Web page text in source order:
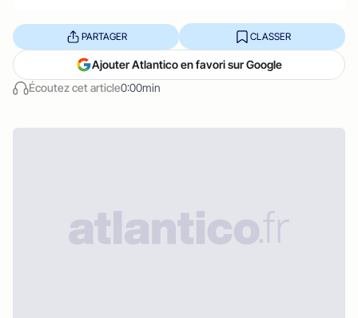
Écoutez cet article0:00min
PARTAGER CLASSER
Ajouter Atlantico en favori sur Google